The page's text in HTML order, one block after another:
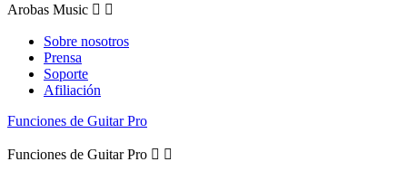
Arobas Music  
Sobre nosotros
Prensa
Soporte
Afiliación
Funciones de Guitar Pro
Funciones de Guitar Pro  